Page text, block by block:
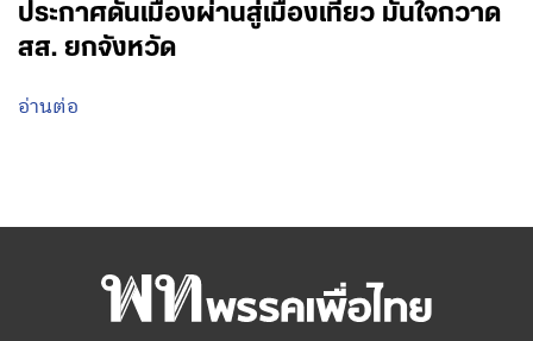
ประกาศดันเมืองผ่านสู่เมืองเที่ยว มั่นใจกวาด
สส. ยกจังหวัด
อ่านต่อ